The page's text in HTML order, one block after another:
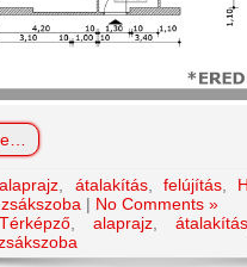
alaprajz átalakítás, felújítás,
zsákszoba | No Comments »
,alaprajz ,átalakítás